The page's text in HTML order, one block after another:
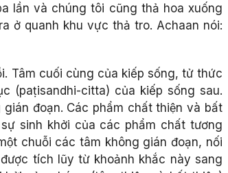
lần và chúng tôi cũng thả hoa xuống
ở quanh khu vực thả tro. Achaan nói:
Tâm cuối cùng của kiếp sống, tử thức
(paṭisandhi-citta) của kiếp sống sau.
đoạn. Các phẩm chất thiện và bất
sinh khởi của các phẩm chất tương
chuỗi các tâm không gián đoạn, nối
tích lũy từ khoảnh khắc này sang